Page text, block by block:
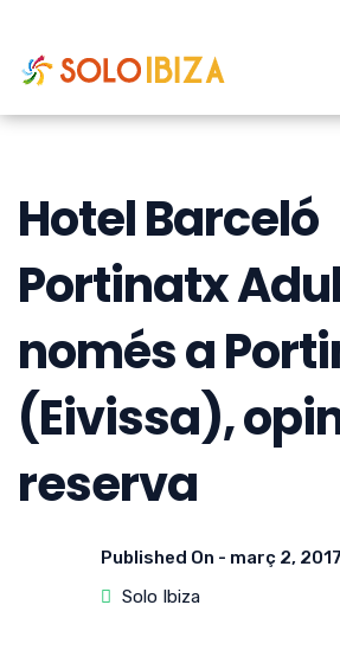
Hotel Barceló
Portinatx
només a
(Eivissa),
reserva
Published On - març 2, 2017
Solo Ibiza